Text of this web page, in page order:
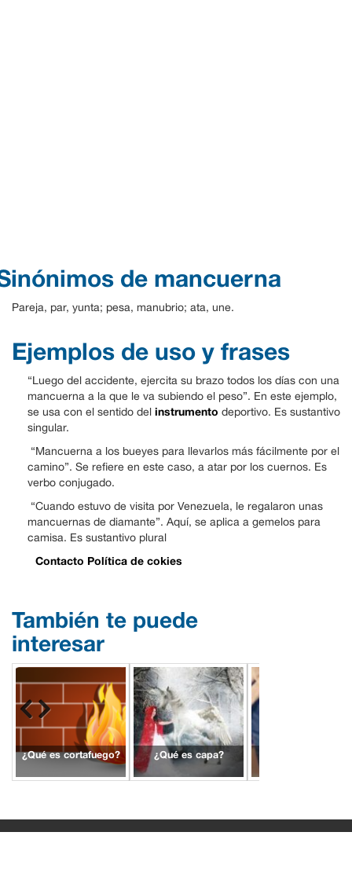
de mancuerna
Pareja, par, yunta; pesa, manubrio; ata, une.
Ejemplos de uso y frases
“Luego del accidente, ejercita su brazo todos los días con una
mancuerna a la que le va subiendo el peso”. En este ejemplo,
se usa con el sentido del instrumento deportivo. Es sustantivo
singular.
“Mancuerna a los bueyes para llevarlos más fácilmente por el
camino”. Se refiere en este caso, a atar por los cuernos. Es
verbo conjugado.
“Cuando estuvo de visita por Venezuela, le regalaron unas
mancuernas de diamante”. Aquí, se aplica a gemelos para
camisa. Es sustantivo plural
Contacto Política de cokies
También te puede
interesar
¿Qué es cortafuego? ¿Qué es capa?